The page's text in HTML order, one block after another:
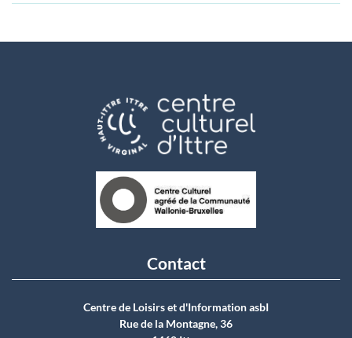
Contact
Centre de Loisirs et d'Information asbI
Rue de la Montagne, 36